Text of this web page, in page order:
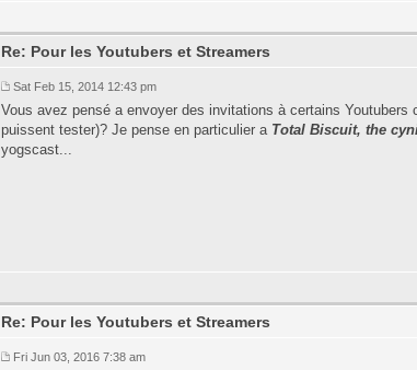
Re: Pour les Youtubers et Streamers
Sat Feb 15, 2014 12:43 pm
Vous avez pensé a envoyer des invitations à certains Youtubers
puissent tester)? Je pense en particulier a Total Biscuit, the
yogscast...
Re: Pour les Youtubers et Streamers
Fri Jun 03, 2016 7:38 am